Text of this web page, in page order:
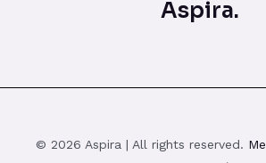
Aspira.
© 2026 Aspira | All rights reserved.